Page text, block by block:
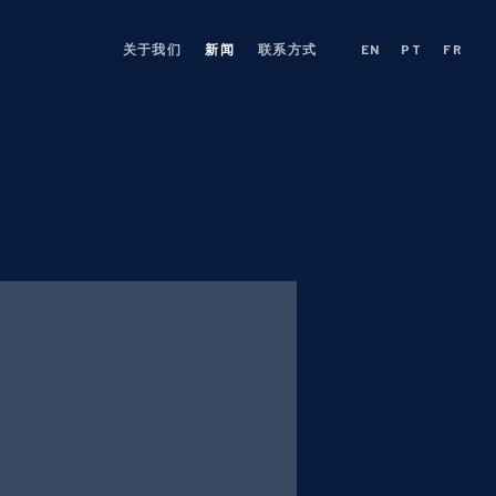
关于我们 新闻 联系方式 EN PT FR